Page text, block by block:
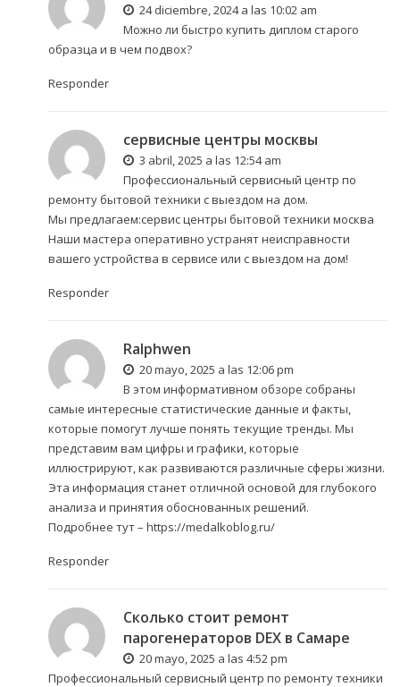
24 diciembre, 2024 a las 10:02 am
Можно ли быстро купить диплом старого
образца и в чем подвох?
Responder
сервисные центры москвы
3 abril, 2025 a las 12:54 am
Профессиональный сервисный центр по
ремонту бытовой техники с выездом на дом.
Мы предлагаем:сервис центры бытовой техники москва
Наши мастера оперативно устранят неисправности
вашего устройства в сервисе или с выездом на дом!
Responder
Ralphwen
20 mayo, 2025 a las 12:06 pm
В этом информативном обзоре собраны
самые интересные статистические данные и факты,
которые помогут лучше понять текущие тренды. Мы
представим вам цифры и графики, которые
иллюстрируют, как развиваются различные сферы жизни.
Эта информация станет отличной основой для глубокого
анализа и принятия обоснованных решений.
Подробнее тут – https://medalkoblog.ru/
Responder
Сколько стоит ремонт
парогенераторов DEX в Самаре
20 mayo, 2025 a las 4:52 pm
Профессиональный сервисный центр по ремонту техники